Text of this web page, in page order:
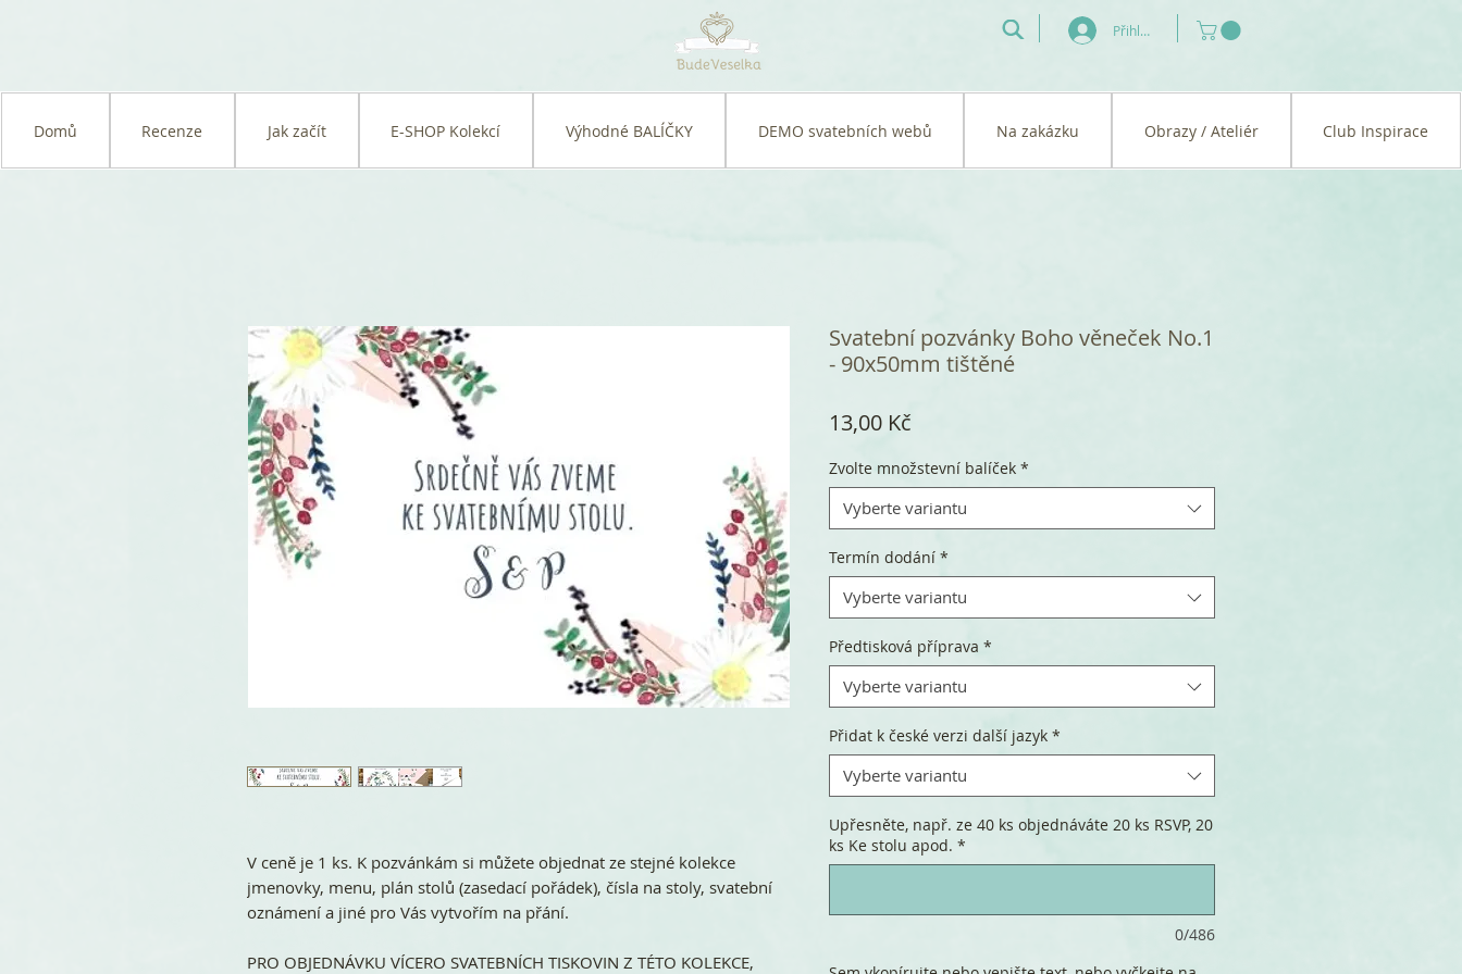
Přihlásit se
Domů Recenze Jak začít E-SHOP Kolekcí Výhodné BALÍČKY DEMO svatebních webů Na zakázku Obrazy / Ateliér Club Inspirace
V ceně je 1 ks. K pozvánkám si můžete objednat ze stejné kolekce
jmenovky, menu, plán stolů (zasedací pořádek), čísla na stoly, svatební
oznámení a jiné pro Vás vytvořím na přání.
PRO OBJEDNÁVKU VÍCERO SVATEBNÍCH TISKOVIN Z TÉTO KOLEKCE,
Svatební pozvánky Boho věneček No.1
- 90x50mm tištěné
13,00 Kč
Zvolte množstevní balíček *
Vyberte variantu
Termín dodání *
Vyberte variantu
Předtisková příprava *
Vyberte variantu
Přidat k české verzi další jazyk *
Vyberte variantu
Upřesněte, např. ze 40 ks objednáváte 20 ks RSVP, 20
ks Ke stolu apod. *
0/486